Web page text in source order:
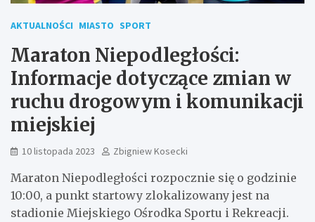
AKTUALNOŚCI MIASTO SPORT
Maraton Niepodległości:
Informacje dotyczące zmian w
ruchu drogowym i komunikacji
miejskiej
10 listopada 2023 Zbigniew Kosecki
Maraton Niepodległości rozpocznie się o godzinie
10:00, a punkt startowy zlokalizowany jest na
stadionie Miejskiego Ośrodka Sportu i Rekreacji.